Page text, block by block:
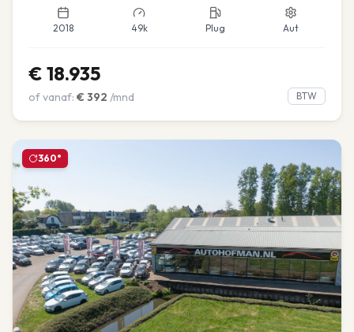
2018 49k Plug Aut
€ 18.935
of vanaf: € 392 /mnd BTW
360°